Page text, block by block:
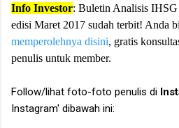
Info Investor: Buletin Analisis
edisi Maret 2017 sudah terbit! Anda
memperolehnya disini, gratis
penulis untuk member.
Follow/lihat foto-foto penulis di
Instagram' dibawah ini: